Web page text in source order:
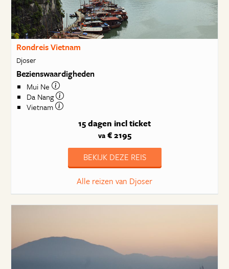
Rondreis Vietnam
Djoser
Bezienswaardigheden
Mui Ne
Da Nang
Vietnam
15 dagen incl ticket
va€ 2195
BEKIJK DEZE REIS
Alle reizen van Djoser